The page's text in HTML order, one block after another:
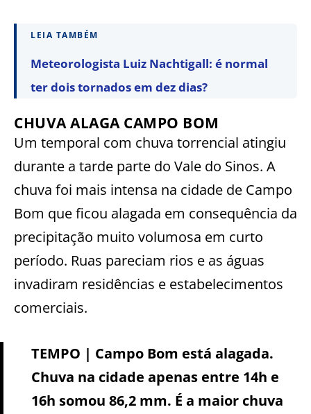
LEIA TAMBÉM
Meteorologista Luiz Nachtigall: é normal
ter dois tornados em dez dias?
CHUVA ALAGA CAMPO BOM
Um temporal com chuva torrencial atingiu
durante a tarde parte do Vale do Sinos. A
chuva foi mais intensa na cidade de Campo
Bom que ficou alagada em consequência da
precipitação muito volumosa em curto
período. Ruas pareciam rios e as águas
invadiram residências e estabelecimentos
comerciais.
TEMPO | Campo Bom está alagada.
Chuva na cidade apenas entre 14h e
16h somou 86,2 mm. É a maior chuva